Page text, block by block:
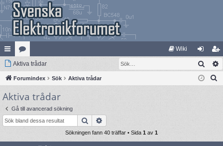
na
bb
lä
nk
ar
at
eg
ori
er
Wiki
og
ga
li
m
Aktiva trådar Sök
Forumindex Sök Aktiva trådar
Aktiva trådar
Gå till avancerad sökning
Sök
Sökningen fann 40 träffar • Sida 1 av 1